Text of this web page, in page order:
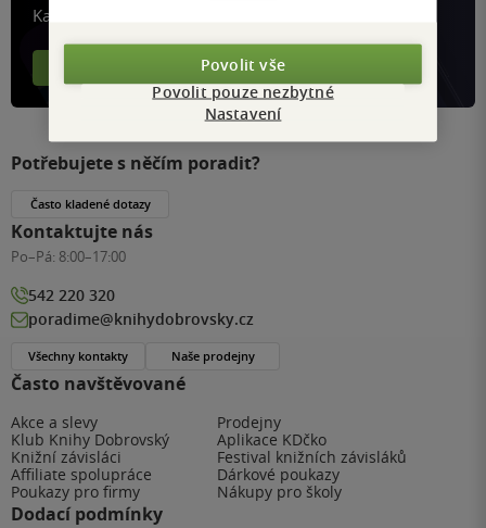
Každý měsíc společně přečteme tisíce knih
Více o klubu
Často navštěvované
Akce a slevy
Prodejny
Klub Knihy Dobrovský
Aplikace KDčko
Knižní závisláci
Festival knižních závisláků
Affiliate spolupráce
Dárkové poukazy
Poukazy pro firmy
Nákupy pro školy
Dodací podmínky
Potřebujete s něčím poradit?
Často kladené dotazy
Kontaktujte nás
Po–Pá: 8:00–17:00
542 220 320
poradime@knihydobrovsky.cz
Všechny kontakty Naše prodejny
Povolit vše
Povolit pouze nezbytné
Nastavení